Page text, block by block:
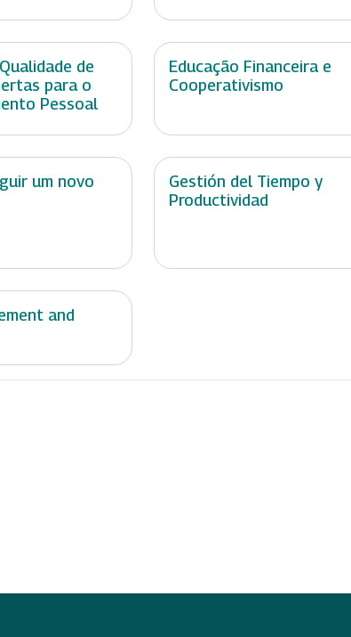
de
para o
Pessoal
Educação Financeira e
Cooperativismo
um novo
Gestión del Tiempo y
Productividad
and